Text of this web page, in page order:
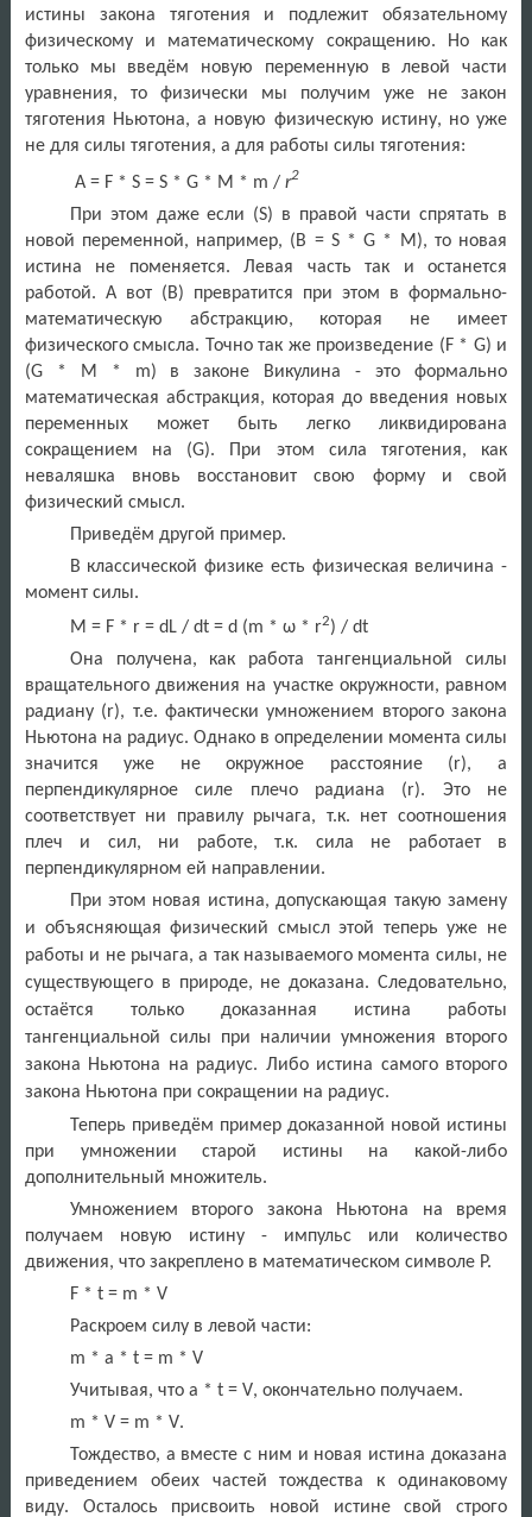
истины закона тяготения и подлежит обязательному
физическому и математическому сокращению. Но как
только мы введём новую переменную в левой части
уравнения, то физически мы получим уже не закон
тяготения Ньютона, а новую физическую истину, но уже
не для силы тяготения, а для работы силы тяготения:
А = F* S= S* G* M * m / r2
При этом даже если (S) в правой части спрятать в
новой переменной, например, (В = S*G * M ), то новая
истина не поменяется. Левая часть так и останется
работой. А вот (В) превратится при этом в формально-
математическую абстракцию, которая не имеет
физического смысла. Точно так же произведение (F* G) и
(G* M * m) в законе Викулина - это формально
математическая абстракция, которая до введения новых
переменных может быть легко ликвидирована
сокращением на (G). При этом сила тяготения, как
неваляшка вновь восстановит свою форму и свой
физический смысл.
Приведём другой пример.
В классической физике есть физическая величина -
момент силы.
М = F * r = dL / dt = d (m * ω * r2) / dt
Она получена, как работа тангенциальной силы
вращательного движения на участке окружности, равном
радиану (r), т.е. фактически умножением второго закона
Ньютона на радиус. Однако в определении момента силы
значится уже не окружное расстояние (r), а
перпендикулярное силе плечо радиана (r). Это не
соответствует ни правилу рычага, т.к. нет соотношения
плеч и сил, ни работе, т.к. сила не работает в
перпендикулярном ей направлении.
При этом новая истина, допускающая такую замену
и объясняющая физический смысл этой теперь уже не
работы и не рычага, а так называемого момента силы, не
существующего в природе, не доказана. Следовательно,
остаётся только доказанная истина работы
тангенциальной силы при наличии умножения второго
закона Ньютона на радиус. Либо истина самого второго
закона Ньютона при сокращении на радиус.
Теперь приведём пример доказанной новой истины
при умножении старой истины на какой-либо
дополнительный множитель.
Умножением второго закона Ньютона на время
получаем новую истину - импульс или количество
движения, что закреплено в математическом символе Р.
F* t= m * V
Раскроем силу в левой части:
m * a * t= m * V
Учитывая, что a * t= V, окончательно получаем.
m * V= m * V.
Тождество, а вместе с ним и новая истина доказана
приведением обеих частей тождества к одинаковому
виду. Осталось присвоить новой истине свой строго